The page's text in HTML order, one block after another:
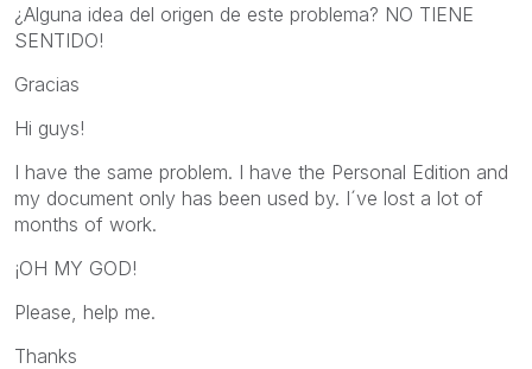
¿Alguna idea del origen de este problema? NO TIENE
SENTIDO!
Gracias
Hi guys!
I have the same problem. I have the Personal Edition and
my document only has been used by. I´ve lost a lot of
months of work.
¡OH MY GOD!
Please, help me.
Thanks